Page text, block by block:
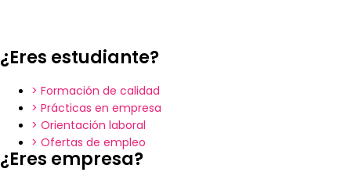
¿Eres estudiante?
> Formación de calidad
> Prácticas en empresa
> Orientación laboral
> Ofertas de empleo
¿Eres empresa?